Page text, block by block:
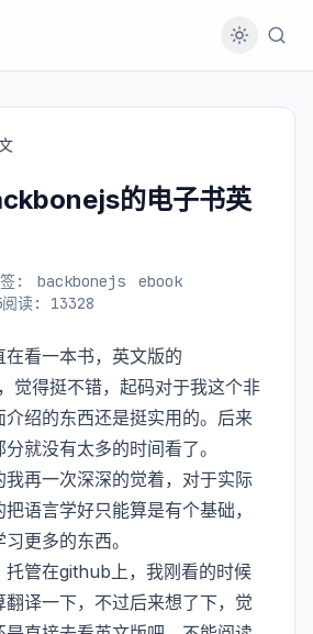
的电子书英
: backbonejs
ebook
阅读: 13328
看一本书，英文版的
觉得挺不错，起码对于我这个非
介绍的东西还是挺实用的。后来
就没有太多的时间看了。
再一次深深的觉着，对于实际
语言学好只能算是有个基础，
更多的东西。
托管在github上，我刚看的时候
译一下，不过后来想了下，觉